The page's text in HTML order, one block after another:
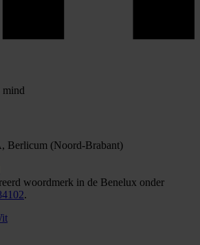
mind
Berlicum (Noord-Brabant)
woordmerk in de Benelux onder
.